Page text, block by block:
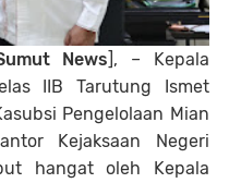
News], – Kepala
IIB Tarutung Ismet
Pengelolaan Mian
Kejaksaan Negeri
hangat oleh Kepala